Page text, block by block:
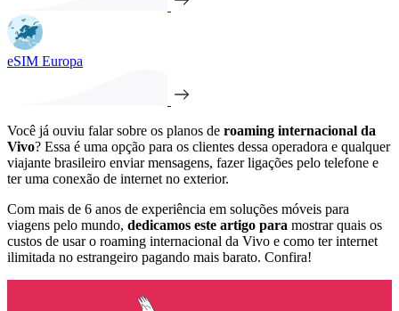
eSIM Europa
Você já ouviu falar sobre os planos de roaming internacional da
Vivo? Essa é uma opção para os clientes dessa operadora e qualquer
viajante brasileiro enviar mensagens, fazer ligações pelo telefone e
ter uma conexão de internet no exterior.
Com mais de 6 anos de experiência em soluções móveis para
viagens pelo mundo, dedicamos este artigo para mostrar quais os
custos de usar o roaming internacional da Vivo e como ter internet
ilimitada no estrangeiro pagando mais barato. Confira!